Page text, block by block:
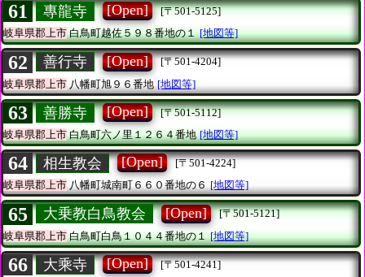
61 專龍寺 [Open]
[〒501-5125]
岐阜県郡上市白鳥町越佐５９８番地の１ [地図等]
62 善行寺 [Open]
[〒501-4204]
岐阜県郡上市 八幡町旭９６番地 [地図等]
63 善勝寺 [Open]
[〒501-5112]
岐阜県郡上市白鳥町六ノ里１２６４番地 [地図等]
64 相生教会 [Open]
[〒501-4224]
岐阜県郡上市八幡町城南町６６０番地の６ [地図等]
65 大乗教白鳥教会 [Open]
[〒501-5121]
岐阜県郡上市白鳥町白鳥１０４４番地の１ [地図等]
66 大乘寺 [Open]
[〒501-4241]